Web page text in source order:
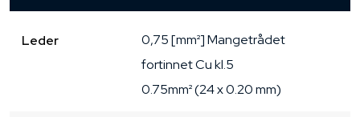
Leder 0,75 [mm²]Mangetrådet
fortinnet Cukl.5
0.75mm² (24 x 0.20 mm)